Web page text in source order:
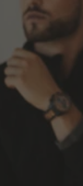
Mittwoch
MITTWOCH
Donnerstag
DONNERSTAG
FREITAG
Samstag
SAMSTAG